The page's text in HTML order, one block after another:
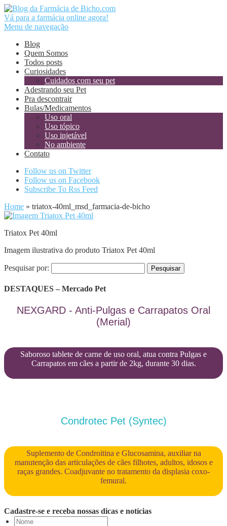
Vá para a farmácia online agora!
Menu de navegação
Blog
Quem Somos
Todos posts
Curiosidades
Cuidados com seu pet
Adestrando seu Pet
Pra descontrair
Bulas/Medicamentos
Uso oral
Uso tópico
Uso injetável
No ambiente
Contato
Follow us on Twitter
Follow us on Facebook
Subscribe To Rss Feed
Home » triatox-40ml_msd_farmacia-de-bicho
Triatox Pet 40ml
Imagem ilustrativa do produto Triatox Pet 40ml
Pesquisar por:
DESTAQUES – Mercado Pet
NEXGARD - Anti-Pulgas e Carrapatos Oral
(Merial)
Saboroso tablete de carne de uso oral, atua contra Pulgas e
Carrapatos em cães a partir de 2kg, durante 30 dias.
Condrotec Pet (Syntec)
Suplemento de Condroitina e Glucosamina, auxiliar na
manutenção das articulações de cães filhotes, adultos, idosos e
raças grandes. Coadjuvante no tratamento da displasia coxo-
femural.
Cadastre-se e receba nossas dicas e notícias